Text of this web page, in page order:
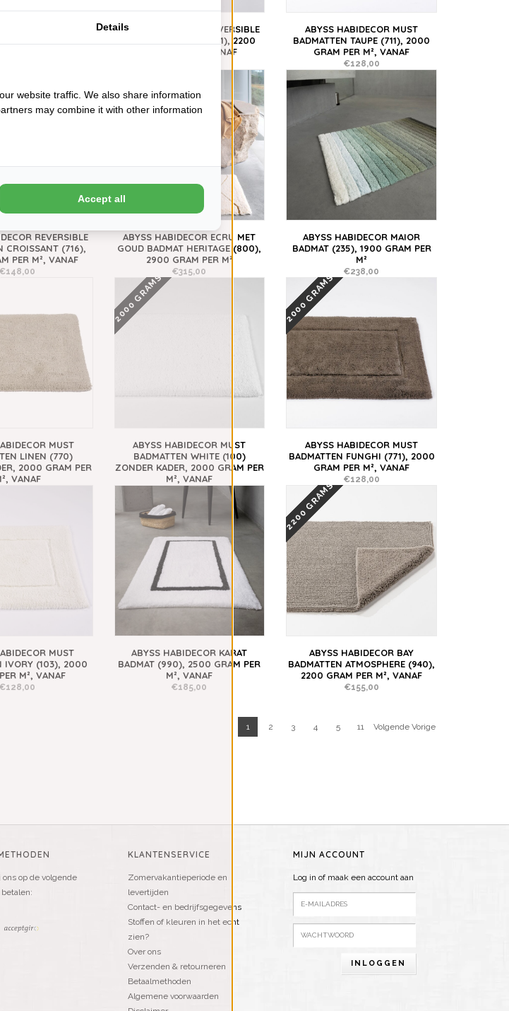
ABYSS HABIDECOR REVERSIBLE
BADMATTEN ECRU (101), 2200
GRAM PER M², VANAF
ABYSS HABIDECOR MUST
BADMATTEN TAUPE (711), 2000
GRAM PER M², VANAF
€128,00
REVERSIBLE
CROISSANT (716),
PER M², VANAF
€148,00
NIEUW
ABYSS HABIDECOR ECRU MET
GOUD BADMAT HERITAGE (800),
2900 GRAM PER M²
€315,00
ABYSS HABIDECOR MAIOR
BADMAT (235), 1900 GRAM PER
M²
€238,00
MUST
LINEN (770)
2000 GRAM PER
VANAF
2000 GRAMS
ABYSS HABIDECOR MUST
BADMATTEN WHITE (100)
ZONDER KADER, 2000 GRAM PER
M², VANAF
€248,00
2000 GRAMS
ABYSS HABIDECOR MUST
BADMATTEN FUNGHI (771), 2000
GRAM PER M², VANAF
€128,00
MUST
IVORY (103), 2000
M², VANAF
€128,00
ABYSS HABIDECOR KARAT
BADMAT (990), 2500 GRAM PER
M², VANAF
€185,00
2200 GRAMS
ABYSS HABIDECOR BAY
BADMATTEN ATMOSPHERE (940),
2200 GRAM PER M², VANAF
€155,00
1 2 3 4 5 11 Volgende Vorige
op de volgende
KLANTENSERVICE
Zomervakantieperiode en
levertijden
Contact- en bedrijfsgegevens
Stoffen of kleuren in het echt
zien?
Over ons
Verzenden & retourneren
Betaalmethoden
Algemene voorwaarden
MIJN ACCOUNT
Log in of maak een account aan
INLOGGEN
Details
website traffic. We also share information
may combine it with other information
Accept all